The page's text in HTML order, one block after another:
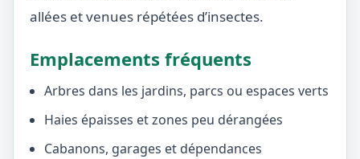
allées et venues répétées d’insectes.
Emplacements fréquents
Arbres dans les jardins, parcs ou espaces verts
Haies épaisses et zones peu dérangées
Cabanons, garages et dépendances